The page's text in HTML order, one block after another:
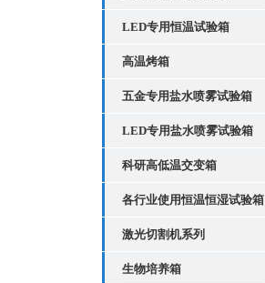
LED专用恒温试验箱
高温烤箱
五金专用盐水喷雾试验箱
LED专用盐水喷雾试验箱
科研高低温交变箱
各行业使用恒温恒湿试验箱
激光切割机系列
生物培养箱